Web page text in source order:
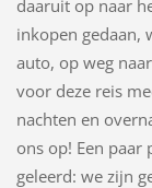
daaruit op naar
inkopen gedaan,
auto, op weg
voor deze reis
nachten en
ons op! Een paar
geleerd: we zijn